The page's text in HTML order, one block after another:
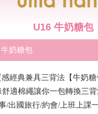
Products
U16 牛奶糖包
奶糖包
感經典兼具三背法【牛奶
舒適棉繩讓你一包轉換三
/出國旅行/約會/上班上課